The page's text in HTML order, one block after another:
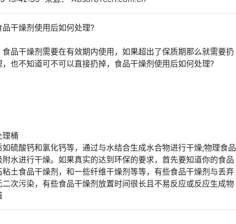
干燥剂使用后如何处理?
品干燥剂需要在有效期内使用，如果超出了保质期那么就需要扔
也不知道可不可以直接扔掉，食品干燥剂使用后如何处理?
理桶
硫酸钙和氯化钙等，通过与水结合生成水合物进行干燥;物理食品
水进行干燥。如果真实的达到环保的要求，首先要知道你的食品
土食品干燥剂，和一些纤维干燥剂等等，有些食品干燥剂与丢弃
次污染，有些食品干燥剂放置时间很长且不易反应或反应生成物